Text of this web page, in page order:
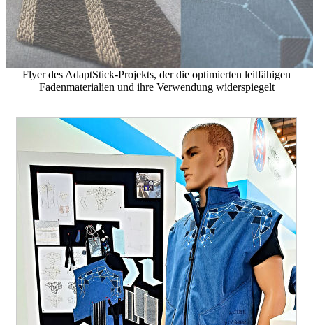
Flyer des AdaptStick-Projekts, der die optimierten leitfähigen
Fadenmaterialien und ihre Verwendung widerspiegelt